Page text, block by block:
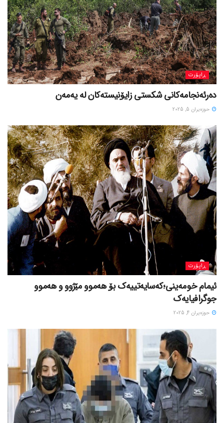
ڕاپۆرت
دەرئەنجامەکانی شکستی زایۆنیستەکان لە یەمەن
حوزه‌یران 5, 2025
ڕاپۆرت
ئیمام خومەینی؛کەسایەتییەک بۆ هەموو مێژوو و هەموو
جوگرافیایەک
حوزه‌یران 4, 2025